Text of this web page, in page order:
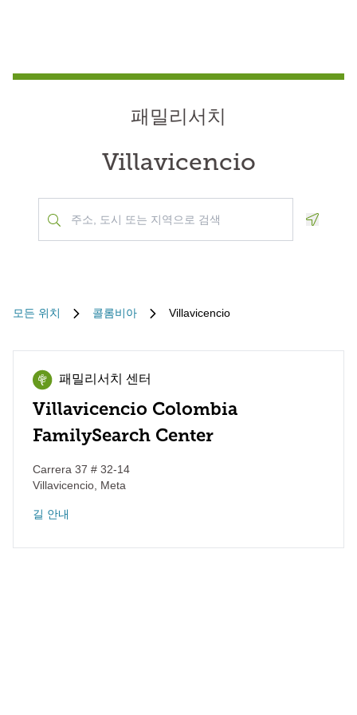
패밀리서치
Villavicencio
모든 위치 콜롬비아 Villavicencio
패밀리서치 센터
Villavicencio Colombia
FamilySearch Center
Carrera 37 # 32-14
Villavicencio Meta
길 안내